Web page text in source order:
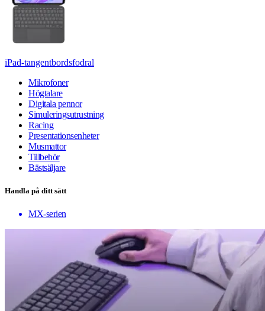
iPad-tangentbordsfodral
Mikrofoner
Högtalare
Digitala pennor
Simuleringsutrustning
Racing
Presentationsenheter
Musmattor
Tillbehör
Bästsäljare
Handla på ditt sätt
MX-serien